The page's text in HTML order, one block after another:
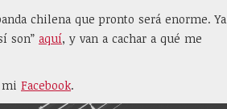
chilena que pronto será enorme. Ya
son” aquí, y van a cachar a qué me
mi Facebook.